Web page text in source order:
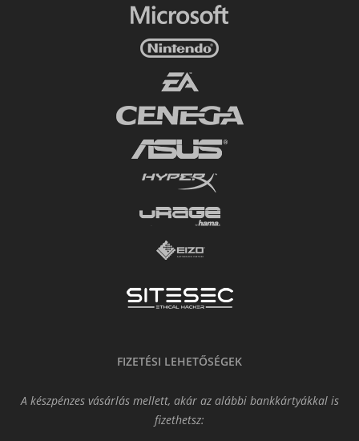
FIZETÉSI LEHETŐSÉGEK
A készpénzes vásárlás mellett, akár az alábbi bankkártyákkal is
fizethetsz: